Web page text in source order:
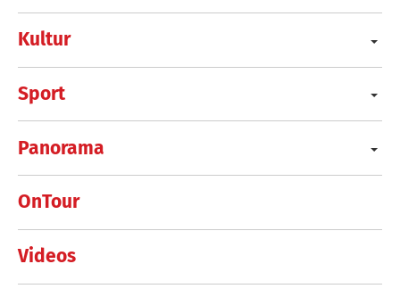
Kultur
Sport
Panorama
OnTour
Videos